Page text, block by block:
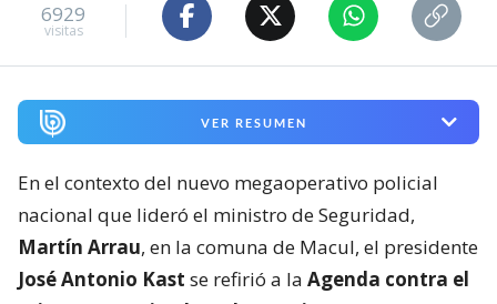
6929
visitas
VER RESUMEN
En el contexto del nuevo megaoperativo policial
nacional que lideró el ministro de Seguridad,
Martín Arrau, en la comuna de Macul, el presidente
José Antonio Kast se refirió a la Agenda contra el